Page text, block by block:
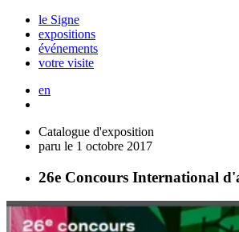
le Signe
expositions
événements
votre visite
en
Catalogue d'exposition
paru le 1 octobre 2017
26e Concours International